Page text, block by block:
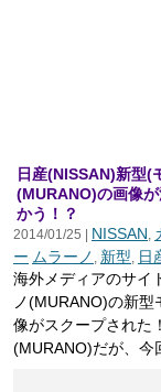
日産(NISSAN)新型(
(MURANO)の画像
かう！？
2014/01/25 | NISSAN,
ー ムラーノ , 新型, 日
海外メディアのサイ
ノ(MURANO)の新
像がスクープされた
(MURANO)だが、今